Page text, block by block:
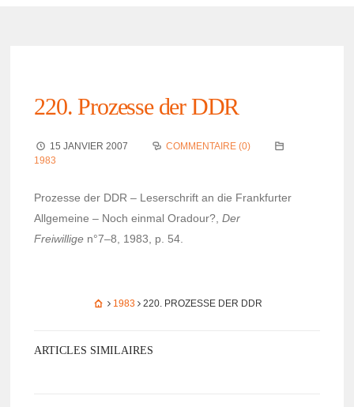
220. Prozesse der DDR
15 JANVIER 2007
COMMENTAIRE (0)
1983
Prozesse der DDR – Leser­schrift an die Frank­fur­ter
Allge­meine – Noch einmal Oradour?,Der
Frei­willige n°7–8, 1983, p. 54.
1983 220. PROZESSE DER DDR
ARTICLES SIMILAIRES